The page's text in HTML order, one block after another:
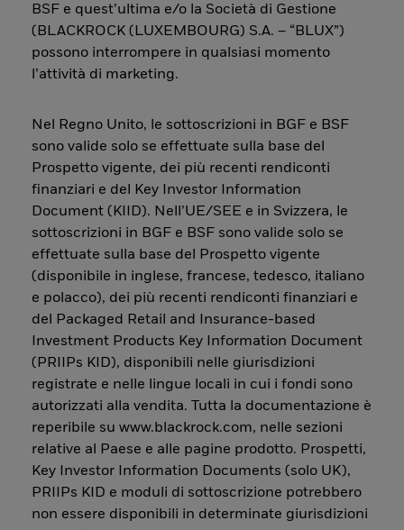
BSF e quest’ultima e/o la Società di Gestione
(BLACKROCK (LUXEMBOURG) S.A. – “BLUX”)
possono interrompere in qualsiasi momento
l’attività di marketing.
Nel Regno Unito, le sottoscrizioni in BGF e BSF
sono valide solo se effettuate sulla base del
Prospetto vigente, dei più recenti rendiconti
finanziari e del Key Investor Information
Document (KIID). Nell’UE/SEE e in Svizzera, le
sottoscrizioni in BGF e BSF sono valide solo se
effettuate sulla base del Prospetto vigente
(disponibile in inglese, francese, tedesco, italiano
e polacco), dei più recenti rendiconti finanziari e
del Packaged Retail and Insurance-based
Investment Products Key Information Document
(PRIIPs KID), disponibili nelle giurisdizioni
registrate e nelle lingue locali in cui i fondi sono
autorizzati alla vendita. Tutta la documentazione è
reperibile su www.blackrock.com, nelle sezioni
relative al Paese e alle pagine prodotto. Prospetti,
Key Investor Information Documents (solo UK),
PRIIPs KID e moduli di sottoscrizione potrebbero
non essere disponibili in determinate giurisdizioni